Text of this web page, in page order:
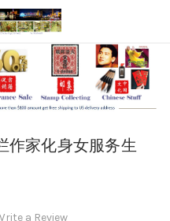
作家化身女服务生
a Review